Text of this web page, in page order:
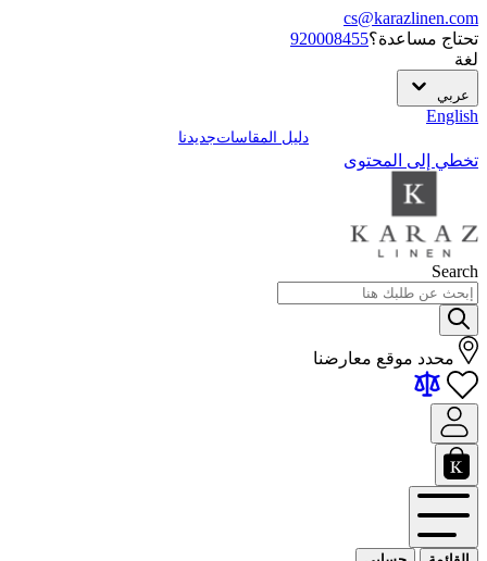
cs@karazlinen.com
تحتاج مساعدة؟920008455
لغة
عربي
English
دليل المقاساتجديدنا
تخطي إلى المحتوى
Search
محدد موقع معارضنا